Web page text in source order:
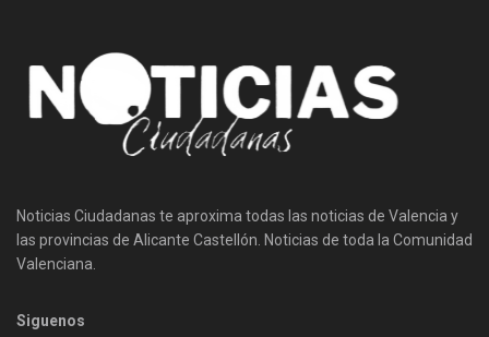
Noticias Ciudadanas te aproxima todas las noticias de Valencia y
las provincias de Alicante Castellón. Noticias de toda la Comunidad
Valenciana.
Siguenos